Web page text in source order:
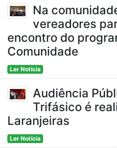
Na
vereadores
encontro do
Comunidade
Ler Notícia
Audiência
Trifásico é
Laranjeiras
Ler Notícia